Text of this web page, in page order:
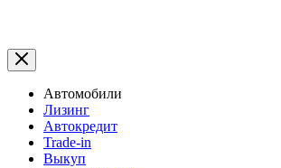
Автомобили
Лизинг
Автокредит
Trade-in
Выкуп